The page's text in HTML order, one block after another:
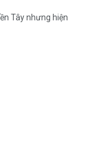
Tây nhưng hiện